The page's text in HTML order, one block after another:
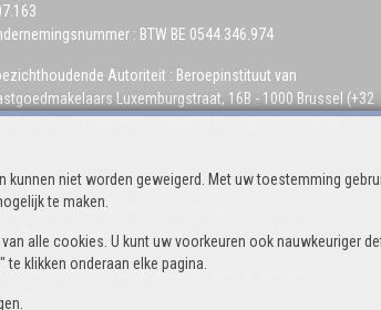
niet worden geweigerd. Met uw toestemming
te maken.
alle cookies. U kunt uw voorkeuren ook nauwkeuriger
klikken onderaan elke pagina.
: BTW BE 0544.346.974
Autoriteit : Beroepinstituut van
Luxemburgstraat, 16B - 1000 Brussel (+32
38 50 - info@biv.be) -www.biv.be-Deontologische
en borgstelling via NV AXA Belgium, Troonplein 1, 1000
(polisnr. 730.390.160) Dekking geldt voor activiteiten
in België worden uitgevoerd
Algemene gebruiksvoorwaarden van de website
Charter privéleven